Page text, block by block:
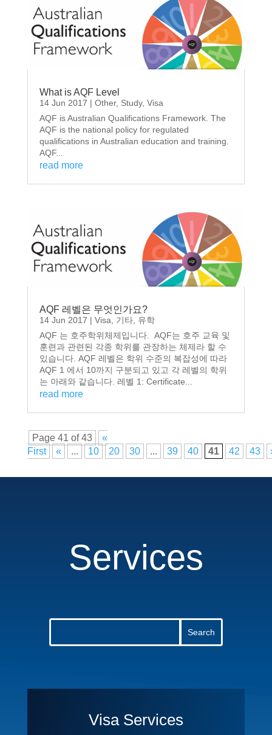
What is AQF Level
14 Jun 2017 | Other, Study, Visa
AQF is Australian Qualifications Framework. The
AQF is the national policy for regulated
qualifications in Australian education and training.
AQF...
read more
AQF 레벨은 무엇인가요?
14 Jun 2017 | Visa 기타, 유학
AQF 는 호주학위체제입니다. AQF는 호주 교육 및
훈련과 관련된 각종 학위를 관장하는 체제라 할 수
있습니다. AQF 레벨은 학위 수준의 복잡성에 따라
AQF 1 에서 10까지 구분되고 있고 각 레벨의 학위
는 아래와 같습니다. 레벨 1: Certificate...
read more
Page 41 of 43
«
First
« ... 10 20 30 ... 39 40 41 42 43
Services
Visa Services